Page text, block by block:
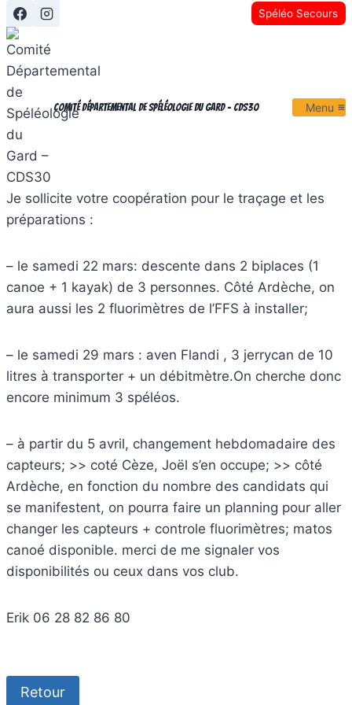
Aller
au
contenu
Spéléo Secours
Comité Départemental de Spéléologie du Gard - CDS30 Menu
Je sollicite votre coopération pour le traçage et les
préparations :
– le samedi 22 mars: descente dans 2 biplaces (1
canoe + 1 kayak) de 3 personnes. Côté Ardèche, on
aura aussi les 2 fluorimètres de l’FFS à installer;
– le samedi 29 mars : aven Flandi , 3 jerrycan de 10
litres à transporter + un débitmètre.On cherche donc
encore minimum 3 spéléos.
– à partir du 5 avril, changement hebdomadaire des
capteurs; >> coté Cèze, Joël s’en occupe; >> côté
Ardèche, en fonction du nombre des candidats qui
se manifestent, on pourra faire un planning pour aller
changer les capteurs + controle fluorimètres; matos
canoé disponible. merci de me signaler vos
disponibilités ou ceux dans vos club.
Erik 06 28 82 86 80
Retour